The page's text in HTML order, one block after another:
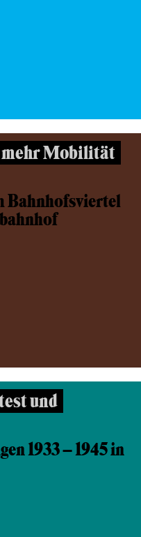
mehr Mobilität
Bahnhofsviertel
und
1933 – 1945 in